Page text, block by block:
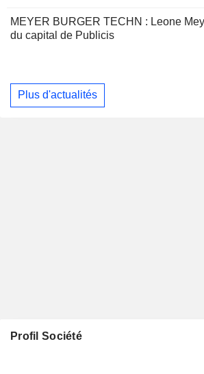
MEYER BURGER TECHN : Leone
du capital de Publicis
Plus d'actualités
Profil Société